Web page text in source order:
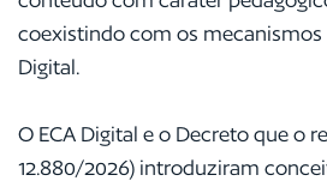
coexistindo com os mecanismos
Digital.
O ECA Digital e o Decreto que o
12.880/2026) introduziram